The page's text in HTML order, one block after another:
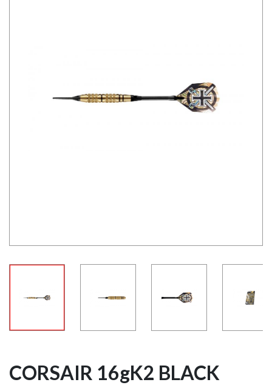
CORSAIR 16gK2 BLACK